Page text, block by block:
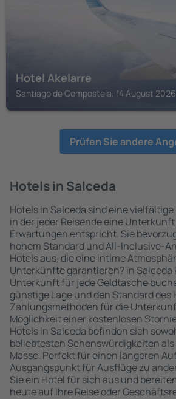
Hotel Akelarre
Santiago de Compostela, 14 August
Prüfen Sie andere
Hotels in Salceda
Hotels in Salceda sind eine
in der jeder Reisende eine
Erwartungen entspricht. Sie
hohem Standard und All-Inclusive-
Hotels aus, die eine intime
Unterkünfte garantieren? in Salceda
Unterkunft für jede Geldtasche
günstige Lage und den Standard des
Zahlungsmethoden für die
Möglichkeit einer kostenlosen
Hotels in Salceda befinden sich
beliebtesten Sehenswürdigkeiten
Masse. Perfekt für einen längeren
Ausgangspunkt für Ausflüge zu
Sie ein Hotel für sich aus und
heute auf Ihre Reise oder